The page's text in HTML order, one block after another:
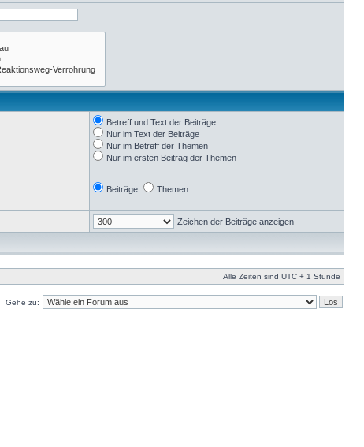
Betreff und Text der Beiträge
Nur im Text der Beiträge
Nur im Betreff der Themen
Nur im ersten Beitrag der Themen
Beiträge Themen
Zeichen der Beiträge anzeigen
Alle Zeiten sind UTC + 1 Stunde
Gehe zu: